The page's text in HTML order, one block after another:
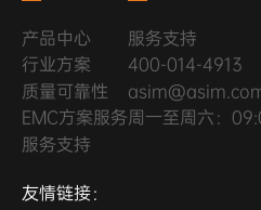
产品中心
行业方案
质量可靠性
EMC方案服务
服务支持
服务支持
400-014-4913
周一至周六：
友情链接：